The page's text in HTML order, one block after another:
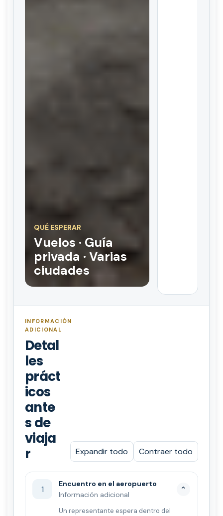
QUÉ ESPERAR
Vuelos · Guía
privada · Varias
ciudades
INFORMACIÓN
ADICIONAL
Detal
les
práct
icos
ante
s de
viaja
r
Expandir todo Contraer todo
1
Encuentro en el aeropuerto
Información adicional
⌄
Un representante espera dentro del